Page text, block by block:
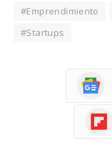
#Emprendimiento
#Startups